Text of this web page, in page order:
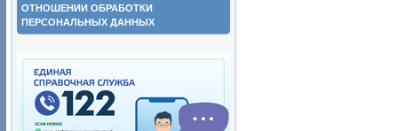
ОТНОШЕНИИ ОБРАБОТКИ
ПЕРСОНАЛЬНЫХ ДАННЫХ